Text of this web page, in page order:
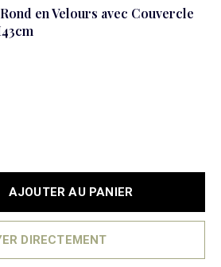
en Velours avec Couvercle
AJOUTER AU PANIER
DIRECTEMENT